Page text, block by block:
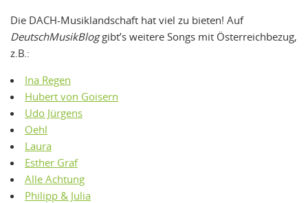
Die DACH-Musiklandschaft hat viel zu bieten! Auf
DeutschMusikBloggibt’s weitere Songs mit Österreichbezug,
z.B.:
Ina Regen
Hubert von Goisern
Udo Jürgens
Oehl
Laura
Esther Graf
Alle Achtung
Philipp & Julia